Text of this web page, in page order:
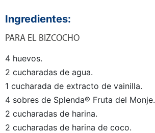
Ingredientes:
PARA EL BIZCOCHO
4 huevos.
2 cucharadas de agua.
1 cucharada de extracto de vainilla.
4 sobres de Splenda® Fruta del Monje.
2 cucharadas de harina.
2 cucharadas de harina de coco.